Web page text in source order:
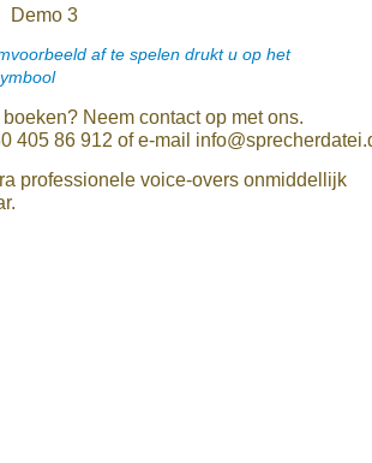
Demo 3
af te spelen drukt u op het
Neem contact op met ons.
405 86 912 of e-mail
professionele voice-overs onmiddellijk